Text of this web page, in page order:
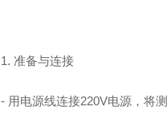
1. 准备与连接
- 用电源线连接220V电源，将